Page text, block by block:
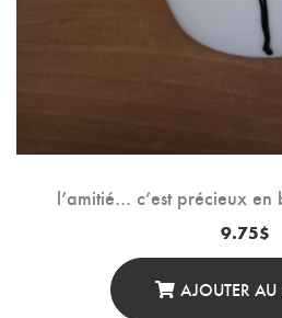
l’amitié… c’est précieux
9.75$
AJOUTER AU